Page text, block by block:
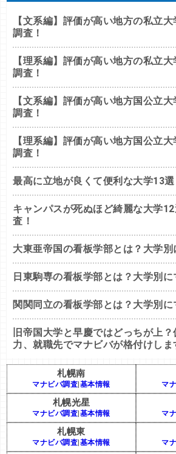
【文系編】評価が高い地方の私立
調査！
【理系編】評価が高い地方の私立
調査！
【文系編】評価が高い地方国公立
調査！
【理系編】評価が高い地方国公立
調査！
最高に立地が良くて便利な大学13選
キャンパスが死ぬほど綺麗な大学
査！
大東亜帝国の看板学部とは？大学別
日東駒専の看板学部とは？大学別に
関関同立の看板学部とは？大学別に
旧帝国大学と早慶ではどっちが上
力、就職先でマナビバが格付けしま
札幌南
マナビバ調査|基本情報 マ
札幌光星
マナビバ調査|基本情報 マ
札幌東
マナビバ調査|基本情報 マ